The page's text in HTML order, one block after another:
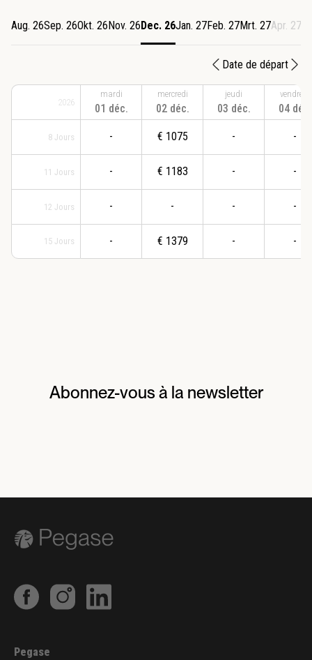
Aug. 26Sep. 26Okt. 26 Nov. 26 Dec. 26Jan. 27Feb. 27Mrt. 27Apr. 27
Date de départ
2026
8 Jours
11 Jours
12 Jours
15 Jours
mardi
01 déc.
-
-
-
-
mercredi
02 déc.
€ 1075
€ 1183
-
€ 1379
jeudi
03 déc.
-
-
-
-
vendredi
04 déc.
-
-
-
-
Abonnez-vous à la newsletter
Pegase